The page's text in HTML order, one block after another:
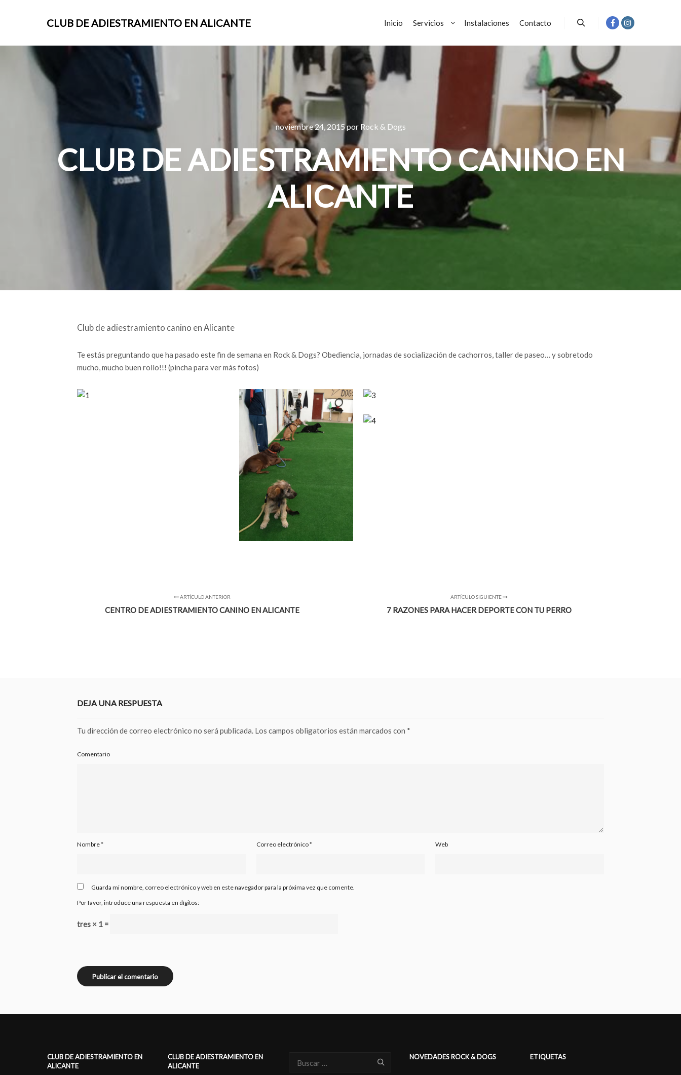
CLUB DE ADIESTRAMIENTO EN ALICANTE Inicio Servicios Instalaciones Contacto
noviembre 24, 2015por Rock & Dogs
CLUB DE ADIESTRAMIENTO CANINO EN
ALICANTE
Club de adiestramiento canino en Alicante
Te estás preguntando que ha pasado este fin de semana en Rock & Dogs? Obediencia, jornadas de socialización de cachorros, taller de paseo… y sobretodo
mucho, mucho buen rollo!!! (pincha para ver más fotos)
ARTÍCULO ANTERIOR
CENTRO DE ADIESTRAMIENTO CANINO EN ALICANTE
ARTÍCULO SIGUIENTE
7 RAZONES PARA HACER DEPORTE CON TU PERRO
DEJA UNA RESPUESTA
Tu dirección de correo electrónico no será publicada. Los campos obligatorios están marcados con *
Comentario
Nombre* Correo electrónico* Web
Guarda mi nombre, correo electrónico y web en este navegador para la próxima vez que comente.
Por favor, introduce una respuesta en dígitos:
tres × 1 =
CLUB DE ADIESTRAMIENTO EN
ALICANTE
CLUB DE ADIESTRAMIENTO EN
ALICANTE
NOVEDADES ROCK & DOGS ETIQUETAS